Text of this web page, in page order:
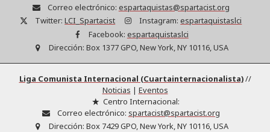
Correo electrónico: espartaquistas@spartacist.org
Twitter: LCI_Spartacist Instagram: espartaquistaslci
Facebook: espartaquistaslci
Dirección: Box 1377 GPO, New York, NY 10116, USA
Liga Comunista Internacional (Cuartainternacionalista)//
Noticias | Eventos
Centro Internacional:
Correo electrónico: spartacist@spartacist.org
Dirección: Box 7429 GPO, New York, NY 10116, USA